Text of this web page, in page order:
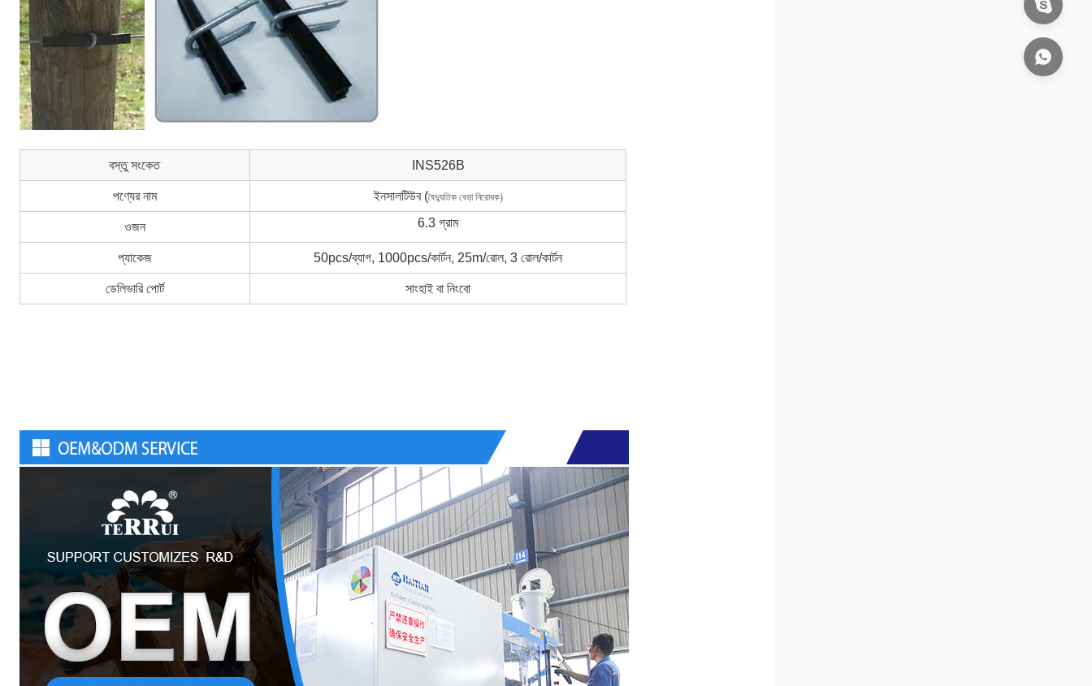
বস্তু সংকেত INS526B
পণ্যের নাম ইনসালটিউব (বৈদ্যুতিক বেড়া নিরোধক)
ওজন 6.3 গ্রাম
প্যাকেজ 50pcs/ব্যাগ, 1000pcs/কার্টন, 25m/রোল, 3 রোল/কার্টন
ডেলিভারি পোর্ট সাংহাই বা নিংবো